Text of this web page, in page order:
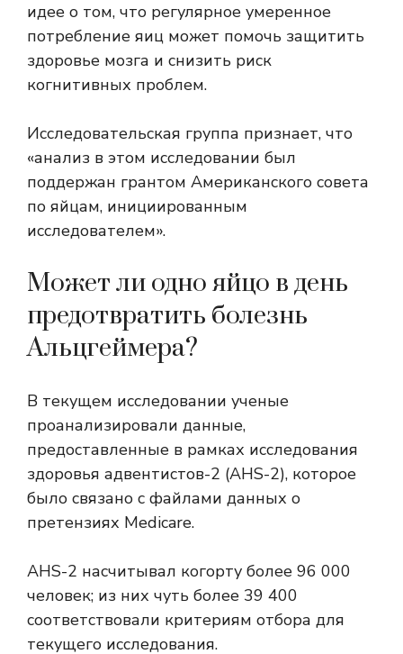
идее о том, что регулярное умеренное
потребление яиц может помочь защитить
здоровье мозга и снизить риск
когнитивных проблем.
Исследовательская группа признает, что
«анализ в этом исследовании был
поддержан грантом Американского совета
по яйцам, инициированным
исследователем».
Может ли одно яйцо в день
предотвратить болезнь
Альцгеймера?
В текущем исследовании ученые
проанализировали данные,
предоставленные в рамках исследования
здоровья адвентистов-2 (AHS-2), которое
было связано с файлами данных о
претензиях Medicare.
AHS-2 насчитывал когорту более 96 000
человек; из них чуть более 39 400
соответствовали критериям отбора для
текущего исследования.